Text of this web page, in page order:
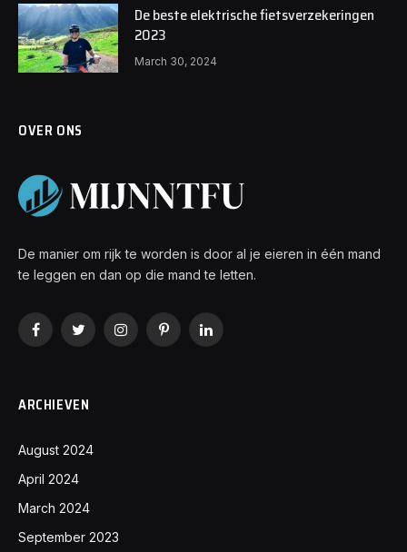
De beste elektrische fietsverzekeringen
2023
March 30, 2024
OVER ONS
De manier om rijk te worden is door al je eieren in één mand
te leggen en dan op die mand te letten.
FacebookTwitterInstagramPinterestLinkedIn
ARCHIEVEN
August 2024
April 2024
March 2024
September 2023